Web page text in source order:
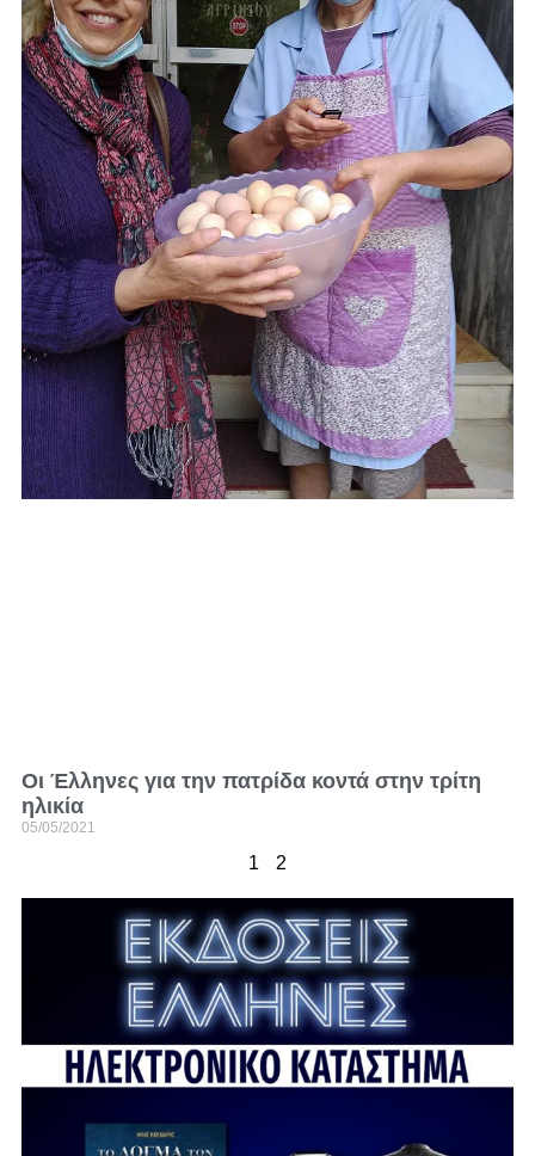
Οι Έλληνες για την πατρίδα κοντά στην τρίτη
ηλικία
05/05/2021
1 2